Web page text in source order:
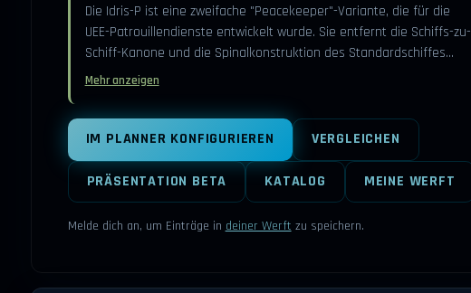
Die Idris-P ist eine zweifache "Peacekeeper"-Variante, die für die
UEE-Patrouillendienste entwickelt wurde. Sie entfernt die Schiffs-zu-
Schiff-Kanone und die Spinalkonstruktion des Standardschiffes…
Mehr anzeigen
IM PLANNER KONFIGURIEREN VERGLEICHEN
PRÄSENTATION BETA KATALOG MEINE WERFT
Melde dich an, um Einträge in deiner Werft zu speichern.